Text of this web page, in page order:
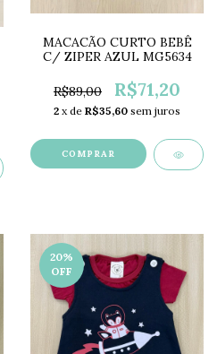
MACACÃO CURTO BEBÊ
C/ ZIPER AZUL MG5634
R$89,00 R$71,20
2 x de R$35,60 sem juros
COMPRAR
20%
OFF